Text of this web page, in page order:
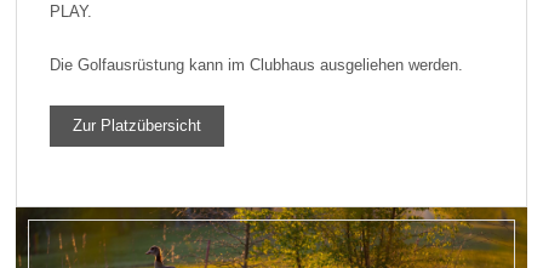
PLAY.
Die Golfausrüstung kann im Clubhaus ausgeliehen werden.
Zur Platzübersicht